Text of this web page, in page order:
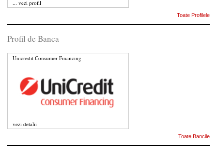
... vezi profil
Toate Profilele
Profil de Banca
Unicredit Consumer Financing
vezi detalii
Toate Bancile